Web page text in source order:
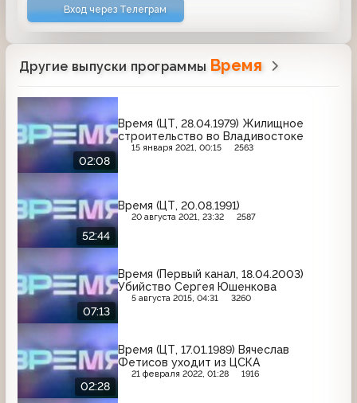
Вход через Телеграм
Другие выпуски программы Время
02:08
Время (ЦТ, 28.04.1979) Жилищное
строительство во Владивостоке
15 января 2021, 00:15 2563
52:44
Время (ЦТ, 20.08.1991)
20 августа 2021, 23:32 2587
07:13
Время (Первый канал, 18.04.2003)
Убийство Сергея Юшенкова
5 августа 2015, 04:31 3260
02:28
Время (ЦТ, 17.01.1989) Вячеслав
Фетисов уходит из ЦСКА
21 февраля 2022, 01:28 1916